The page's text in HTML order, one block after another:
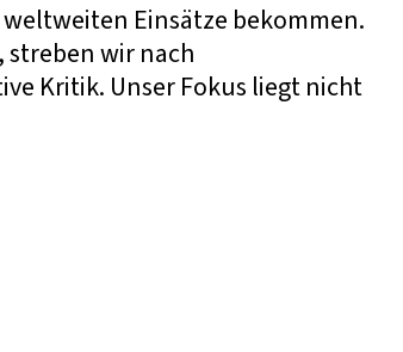
Einsätze bekommen.
streben wir nach
Kritik. Unser Fokus liegt nicht